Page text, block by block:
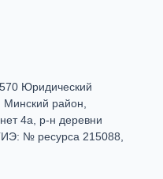
Юридический
Минский район,
4а, р-н деревни
№ ресурса 215088,